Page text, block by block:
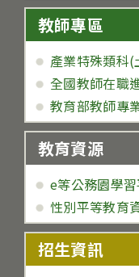
教師專區
產業特殊類科
全國教師在職
教育部教師專
教育資源
e等公務園學
性別平等教育
招生資訊